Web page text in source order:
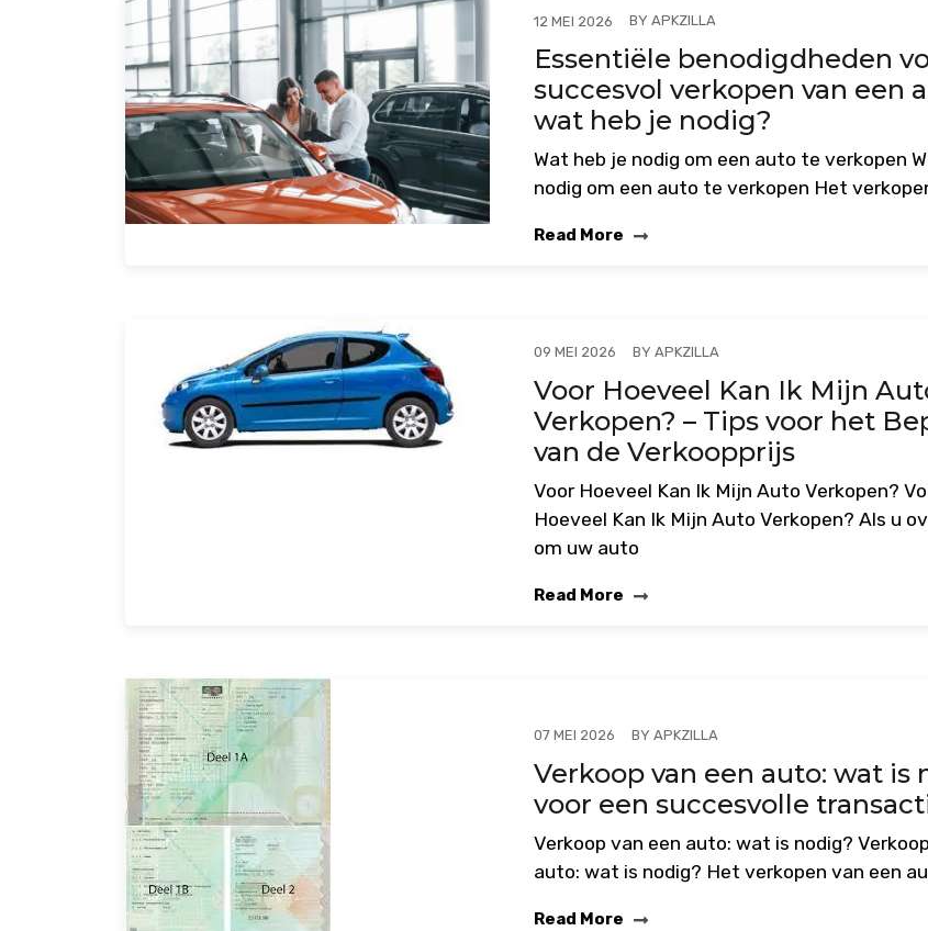
12 MEI 2026 BYAPKZILLA
Essentiële benodigdheden
succesvol verkopen van een
wat heb je nodig?
Wat heb je nodig om een auto te verkopen
nodig om een auto te verkopen Het
Read More
09 MEI 2026 BYAPKZILLA
Voor Hoeveel Kan Ik Mijn
Verkopen? – Tips voor het
van de Verkoopprijs
Voor Hoeveel Kan Ik Mijn Auto Verkopen?
Hoeveel Kan Ik Mijn Auto Verkopen? Als u
om uw auto
Read More
07 MEI 2026 BYAPKZILLA
Verkoop van een auto: wat is
voor een succesvolle
Verkoop van een auto: wat is nodig?
auto: wat is nodig? Het verkopen van een
Read More